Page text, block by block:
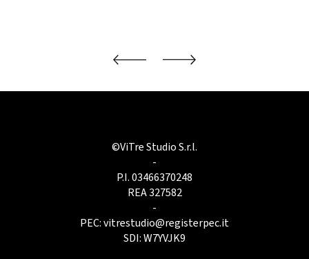
©ViTre Studio S.r.l.
-
P.I. 03466370248
REA 327582
-
PEC:vitrestudio@registerpec.it
SDI: W7YVJK9